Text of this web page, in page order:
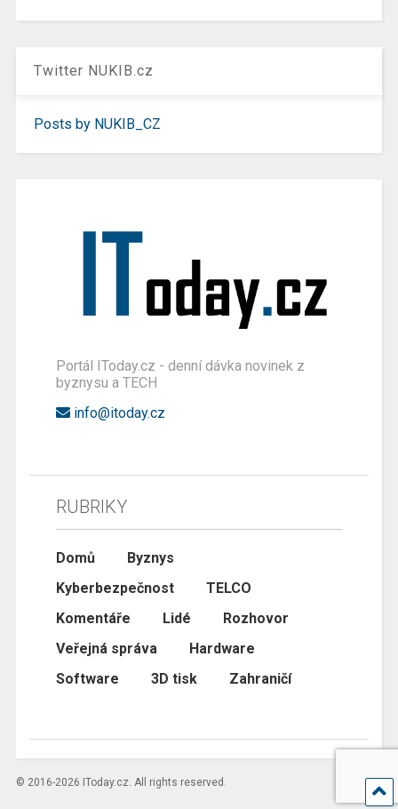
Twitter NUKIB.cz
Posts by NUKIB_CZ
Portál IToday.cz - denní dávka novinek z
byznysu a TECH
info@itoday.cz
RUBRIKY
Domů
Byznys
Kyberbezpečnost
TELCO
Komentáře
Lidé
Rozhovor
Veřejná správa
Hardware
Software
3D tisk Zahraničí
© 2016-2026 IToday.cz. All rights reserved.